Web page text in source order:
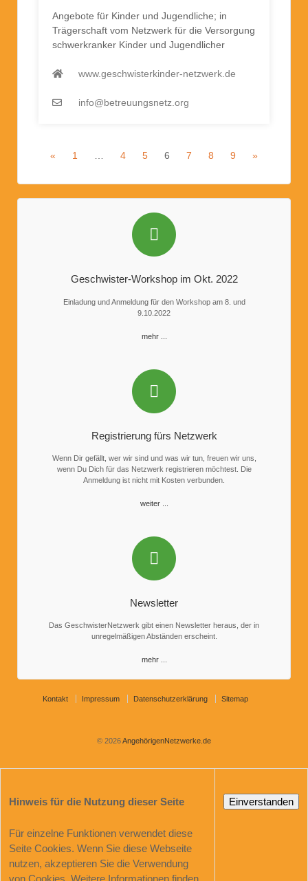
Angebote für Kinder und Jugendliche; in
Trägerschaft vom Netzwerk für die Versorgung
schwerkranker Kinder und Jugendlicher
www.geschwisterkinder-netzwerk.de
info@betreuungsnetz.org
« 1 … 4 5 6 7 8 9 »
Geschwister-Workshop im Okt. 2022
Einladung und Anmeldung für den Workshop am 8. und
9.10.2022
mehr ...
Registrierung fürs Netzwerk
Wenn Dir gefällt, wer wir sind und was wir tun, freuen wir uns,
wenn Du Dich für das Netzwerk registrieren möchtest. Die
Anmeldung ist nicht mit Kosten verbunden.
weiter ...
Newsletter
Das GeschwisterNetzwerk gibt einen Newsletter heraus, der in
unregelmäßigen Abständen erscheint.
mehr ...
Kontakt Impressum Datenschutzerklärung Sitemap
© 2026AngehörigenNetzwerke.de
Hinweis für die Nutzung dieser Seite
Für einzelne Funktionen verwendet diese
Seite Cookies. Wenn Sie diese Webseite
nutzen, akzeptieren Sie die Verwendung
Einverstanden